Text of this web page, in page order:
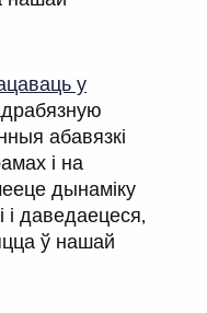
у
абавязкі
і на
дынаміку
і даведаецеся,
ў нашай